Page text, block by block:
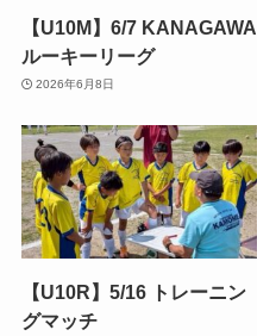
【U10M】6/7 KANAGAWA
ルーキーリーグ
2026年6月8日
【U10R】5/16 トレーニン
グマッチ